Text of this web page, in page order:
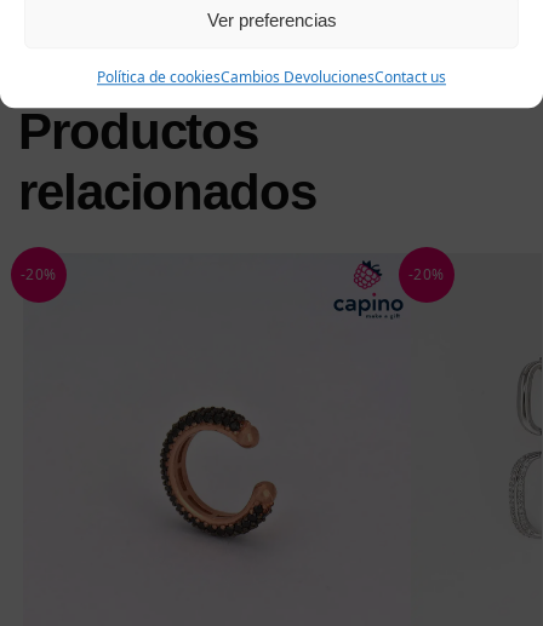
Ver preferencias
Política de cookiesCambios DevolucionesContact us
Productos
relacionados
-20% -20%